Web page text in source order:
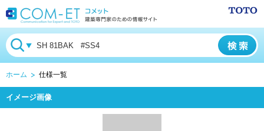
ホーム 仕様一覧
イメージ画像